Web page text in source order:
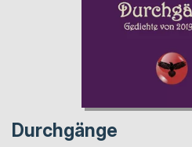
Durchgänge